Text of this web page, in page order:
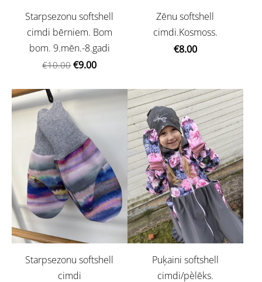
Starpsezonu softshell
cimdi bērniem. Bom
bom. 9.mēn.-8.gadi
€10.00 €9.00
Zēnu softshell
cimdi.Kosmoss.
€8.00
Starpsezonu softshell
cimdi
Puķaini softshell
cimdi/pèlēks.